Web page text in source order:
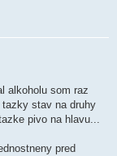
alkoholu som raz
stav na druhy
pivo na hlavu...
pred